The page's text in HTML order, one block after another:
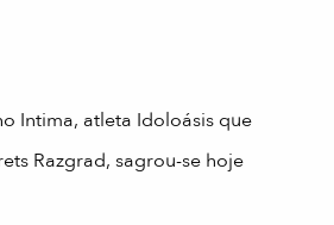
Intima, atleta Idoloásis que
Razgrad, sagrou-se hoje